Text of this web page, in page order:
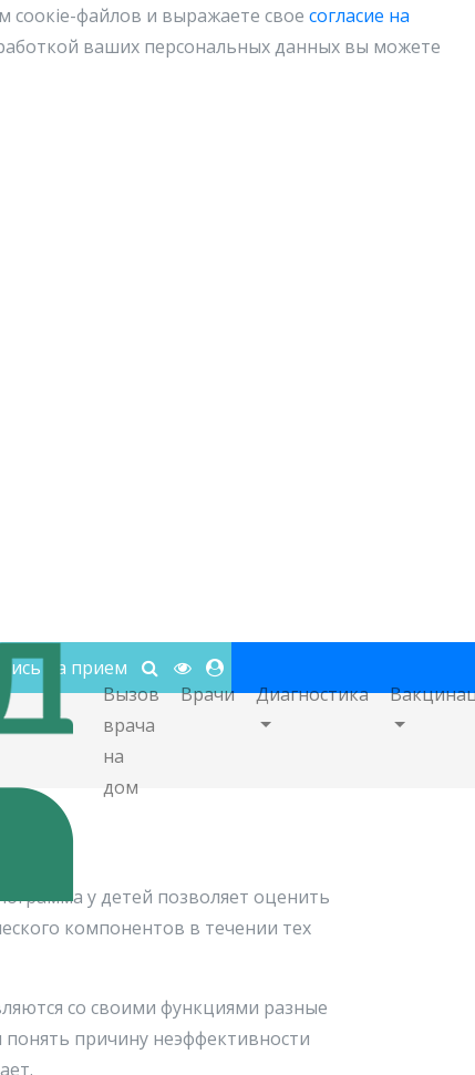
соокіе-файлов и выражаете свое согласие на
ваших персональных данных вы можете
на прием
Вызов
врача
на
дом
Врачи Диагностика
у детей позволяет оценить
компонентов в течении тех
со своими функциями разные
причину неэффективности